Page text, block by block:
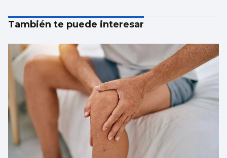
También te puede interesar